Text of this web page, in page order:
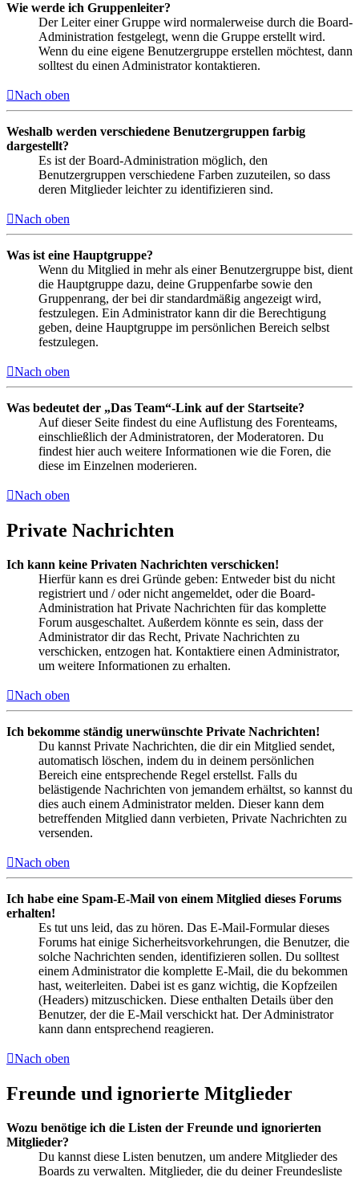
Wie werde ich Gruppenleiter?
Der Leiter einer Gruppe wird normalerweise durch die Board-
Administration festgelegt, wenn die Gruppe erstellt wird.
Wenn du eine eigene Benutzergruppe erstellen möchtest, dann
solltest du einen Administrator kontaktieren.
Nach oben
Weshalb werden verschiedene Benutzergruppen farbig
dargestellt?
Es ist der Board-Administration möglich, den
Benutzergruppen verschiedene Farben zuzuteilen, so dass
deren Mitglieder leichter zu identifizieren sind.
Nach oben
Was ist eine Hauptgruppe?
Wenn du Mitglied in mehr als einer Benutzergruppe bist, dient
die Hauptgruppe dazu, deine Gruppenfarbe sowie den
Gruppenrang, der bei dir standardmäßig angezeigt wird,
festzulegen. Ein Administrator kann dir die Berechtigung
geben, deine Hauptgruppe im persönlichen Bereich selbst
festzulegen.
Nach oben
Was bedeutet der „Das Team“-Link auf der Startseite?
Auf dieser Seite findest du eine Auflistung des Forenteams,
einschließlich der Administratoren, der Moderatoren. Du
findest hier auch weitere Informationen wie die Foren, die
diese im Einzelnen moderieren.
Nach oben
Private Nachrichten
Ich kann keine Privaten Nachrichten verschicken!
Hierfür kann es drei Gründe geben: Entweder bist du nicht
registriert und / oder nicht angemeldet, oder die Board-
Administration hat Private Nachrichten für das komplette
Forum ausgeschaltet. Außerdem könnte es sein, dass der
Administrator dir das Recht, Private Nachrichten zu
verschicken, entzogen hat. Kontaktiere einen Administrator,
um weitere Informationen zu erhalten.
Nach oben
Ich bekomme ständig unerwünschte Private Nachrichten!
Du kannst Private Nachrichten, die dir ein Mitglied sendet,
automatisch löschen, indem du in deinem persönlichen
Bereich eine entsprechende Regel erstellst. Falls du
belästigende Nachrichten von jemandem erhältst, so kannst du
dies auch einem Administrator melden. Dieser kann dem
betreffenden Mitglied dann verbieten, Private Nachrichten zu
versenden.
Nach oben
Ich habe eine Spam-E-Mail von einem Mitglied dieses Forums
erhalten!
Es tut uns leid, das zu hören. Das E-Mail-Formular dieses
Forums hat einige Sicherheitsvorkehrungen, die Benutzer, die
solche Nachrichten senden, identifizieren sollen. Du solltest
einem Administrator die komplette E-Mail, die du bekommen
hast, weiterleiten. Dabei ist es ganz wichtig, die Kopfzeilen
(Headers) mitzuschicken. Diese enthalten Details über den
Benutzer, der die E-Mail verschickt hat. Der Administrator
kann dann entsprechend reagieren.
Nach oben
Freunde und ignorierte Mitglieder
Wozu benötige ich die Listen der Freunde und ignorierten
Mitglieder?
Du kannst diese Listen benutzen, um andere Mitglieder des
Boards zu verwalten. Mitglieder, die du deiner Freundesliste